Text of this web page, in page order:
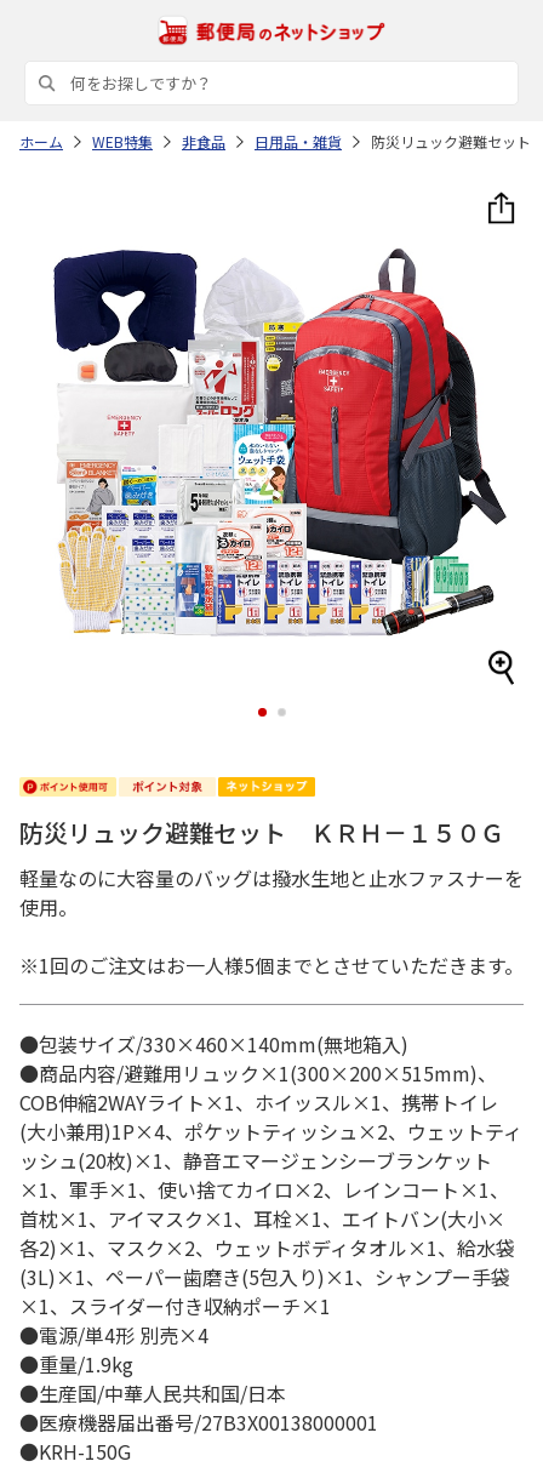
ホーム WEB特集 非食品 日用品・雑貨 防災リュック避難セッ
1 2
防災リュック避難セット ＫＲＨ－１５０Ｇ
軽量なのに大容量のバッグは撥水生地と止水ファスナーを
使用。
※1回のご注文はお一人様5個までとさせていただきます。
●包装サイズ/330×460×140mm(無地箱入)
●商品内容/避難用リュック×1(300×200×515mm)、
COB伸縮2WAYライト×1、ホイッスル×1、携帯トイレ
(大小兼用)1P×4、ポケットティッシュ×2、ウェットティ
ッシュ(20枚)×1、静音エマージェンシーブランケット
×1、軍手×1、使い捨てカイロ×2、レインコート×1、
首枕×1、アイマスク×1、耳栓×1、エイトバン(大小×
各2)×1、マスク×2、ウェットボディタオル×1、給水袋
(3L)×1、ペーパー歯磨き(5包入り)×1、シャンプー手袋
×1、スライダー付き収納ポーチ×1
●電源/単4形 別売×4
●重量/1.9kg
●生産国/中華人民共和国/日本
●医療機器届出番号/27B3X00138000001
●KRH-150G